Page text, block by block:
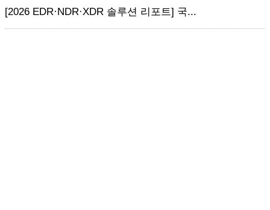
[2026 EDR·NDR·XDR 솔루션 리포트] 국...